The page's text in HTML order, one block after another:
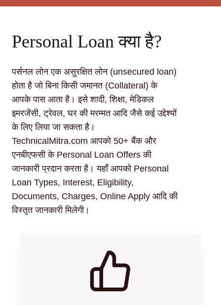
Personal Loan क्या है?
पर्सनल लोन एक असुरक्षित लोन (unsecured loan)
होता है जो बिना किसी जमानत (Collateral) के
आपके पास आता है। इसे शादी, शिक्षा, मेडिकल
इमरजेंसी, ट्रेवल, घर की मरम्मत आदि जैसे कई उद्देश्यों
के लिए लिया जा सकता है।
TechnicalMitra.com आपको 50+ बैंक और
एनबीएफसी के Personal Loan Offers की
जानकारी प्रदान करता है। यहाँ आपको Personal
Loan Types, Interest, Eligibility,
Documents, Charges, Online Apply आदि की
विस्तृत जानकारी मिलेगी।